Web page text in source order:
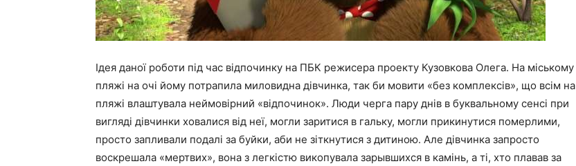
Ідея даної роботи під час відпочинку на ПБК режисера проекту Кузовкова Олега. На міському
пляжі на очі йому потрапила миловидна дівчинка, так би мовити «без комплексів», що всім на
пляжі влаштувала неймовірний «відпочинок». Люди черга пару днів в буквальному сенсі при
вигляді дівчинки ховалися від неї, могли заритися в гальку, могли прикинутися померлими,
просто запливали подалі за буйки, аби не зіткнутися з дитиною. Але дівчинка запросто
воскрешала «мертвих», вона з легкістю викопувала зарывшихся в камінь, а ті, хто плавав за